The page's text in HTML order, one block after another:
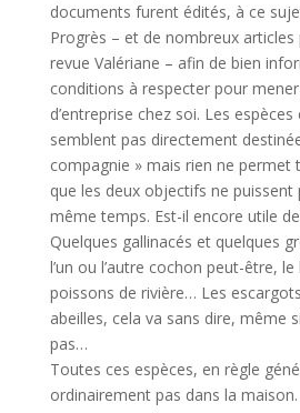
documents furent édités, à ce
Progrès – et de nombreux articles
revue Valériane – afin de bien
conditions à respecter pour
d’entreprise chez soi. Les
semblent pas directement
compagnie » mais rien ne permet
que les deux objectifs ne puissent
même temps. Est-il encore utile
Quelques gallinacés et quelques
l’un ou l’autre cochon peut-être,
poissons de rivière… Les
abeilles, cela va sans dire, même
pas…
Toutes ces espèces, en règle
ordinairement pas dans la